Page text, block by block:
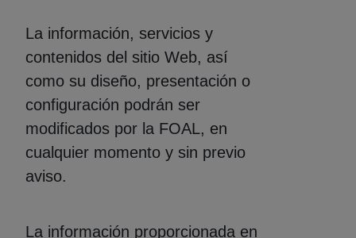
La información, servicios y
contenidos del sitio Web, así
como su diseño, presentación o
configuración podrán ser
modificados por la FOAL, en
cualquier momento y sin previo
aviso.
La información proporcionada en